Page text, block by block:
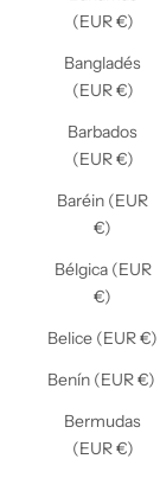
(EUR €)
Bangladés
(EUR €)
Barbados
(EUR €)
Baréin (EUR
€)
Bélgica (EUR
€)
Belice (EUR €)
Benín (EUR €)
Bermudas
(EUR €)